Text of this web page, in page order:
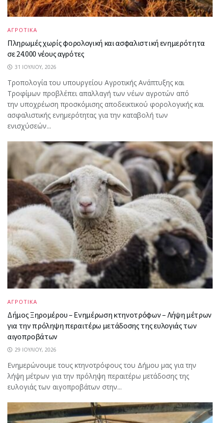
ΑΓΡΟΤΙΚΑ
Πληρωμές χωρίς φορολογική και ασφαλιστική ενημερότητα
σε 24.000 νέους αγρότες
31 ΙΟΥΛΊΟΥ, 2026
Τροπολογία του υπουργείου Αγροτικής Ανάπτυξης και
Τροφίμων προβλέπει απαλλαγή των νέων αγροτών από
την υποχρέωση προσκόμισης αποδεικτικού φορολογικής και
ασφαλιστικής ενημερότητας για την καταβολή των
ενισχύσεών...
ΑΓΡΟΤΙΚΑ
Δήμος Ξηρομέρου – Ενημέρωση κτηνοτρόφων – Λήψη μέτρων
για την πρόληψη περαιτέρω μετάδοσης της ευλογιάς των
αιγοπροβάτων
29 ΙΟΥΛΊΟΥ, 2026
Ενημερώνουμε τους κτηνοτρόφους του Δήμου μας για την
λήψη μέτρων για την πρόληψη περαιτέρω μετάδοσης της
ευλογιάς των αιγοπροβάτων στην...